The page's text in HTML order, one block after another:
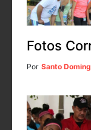
Fotos
Por Santo